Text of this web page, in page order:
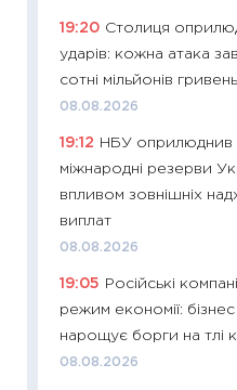
19:20 Столиця
ударів: кожна атака
сотні мільйонів гривень
08.08.2026
19:12
НБУ оприлюднив
міжнародні резерви
впливом зовнішніх
виплат
08.08.2026
19:05
Російські
режим економії:
нарощує борги на тлі
08.08.2026